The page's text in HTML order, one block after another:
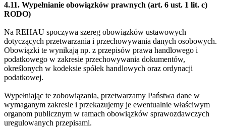
4.11. Wypełnianie obowiązków prawnych (art. 6 ust. 1 lit. c)
RODO)
Na REHAU spoczywa szereg obowiązków ustawowych
dotyczących przetwarzania i przechowywania danych osobowych.
Obowiązki te wynikają np. z przepisów prawa handlowego i
podatkowego w zakresie przechowywania dokumentów,
określonych w kodeksie spółek handlowych oraz ordynacji
podatkowej.
Wypełniając te zobowiązania, przetwarzamy Państwa dane w
wymaganym zakresie i przekazujemy je ewentualnie właściwym
organom publicznym w ramach obowiązków sprawozdawczych
uregulowanych przepisami.